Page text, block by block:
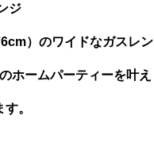
ジ
）のワイドなガスレン
ホームパーティーを叶え
。